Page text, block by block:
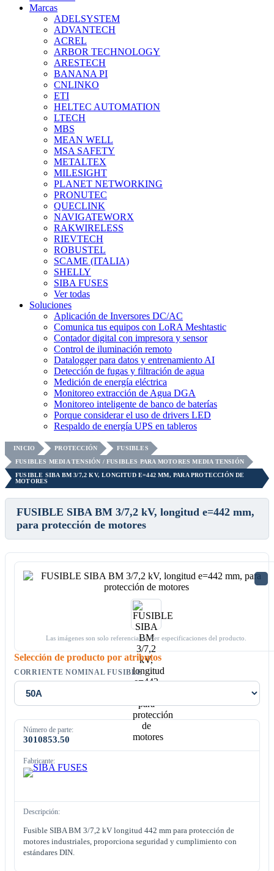
Marcas
ADELSYSTEM
ADVANTECH
ACREL
ARBOR TECHNOLOGY
ARESTECH
BANANA PI
CNLINKO
ETI
HELTEC AUTOMATION
LTECH
MBS
MEAN WELL
MSA SAFETY
METALTEX
MILESIGHT
PLANET NETWORKING
PRONUTEC
QUECLINK
NAVIGATEWORX
RAKWIRELESS
RIEVTECH
ROBUSTEL
SCAME (ITALIA)
SHELLY
SIBA FUSES
Ver todas
Soluciones
Aplicación de Inversores DC/AC
Comunica tus equipos con LoRA Meshtastic
Contador digital con impresora y sensor
Control de iluminación remoto
Datalogger para datos y entrenamiento AI
Detección de fugas y filtración de agua
Medición de energía eléctrica
Monitoreo extracción de Agua DGA
Monitoreo inteligente de banco de baterías
Porque considerar el uso de drivers LED
Respaldo de energía UPS en tableros
INICIO PROTECCIÓN
FUSIBLES
FUSIBLES MEDIA TENSIÓN / FUSIBLES PARA MOTORES MEDIA TENSIÓN
FUSIBLE SIBA BM 3/7,2 KV, LONGITUD E=442 MM, PARA PROTECCIÓN DE
MOTORES
FUSIBLE SIBA BM 3/7,2 kV, longitud e=442 mm,
para protección de motores
Las imágenes son solo referenciales. Ver especificaciones del producto.
Selección de producto por atributos
CORRIENTE NOMINAL FUSIBLE
Número de parte:
3010853.50
Fabricante:
Descripción:
Fusible SIBA BM 3/7,2 kV longitud 442 mm para protección de
motores industriales, proporciona seguridad y cumplimiento con
estándares DIN.